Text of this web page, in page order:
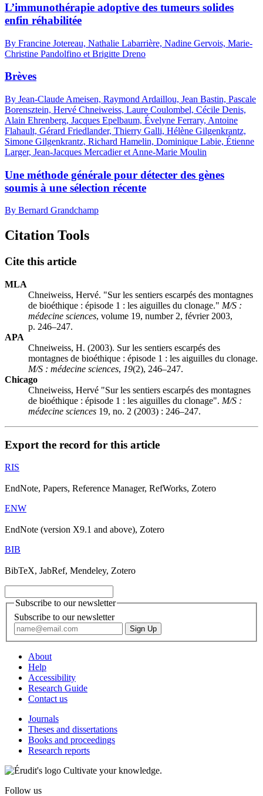
L’immunothérapie adoptive des tumeurs solides
enfin réhabilitée
By Francine Jotereau, Nathalie Labarrière, Nadine Gervois, Marie-
Christine Pandolfino et Brigitte Dreno
Brèves
By Jean-Claude Ameisen, Raymond Ardaillou, Jean Bastin, Pascale
Borensztein, Hervé Chneiweiss, Laure Coulombel, Cécile Denis,
Alain Ehrenberg, Jacques Epelbaum, Évelyne Ferrary, Antoine
Flahault, Gérard Friedlander, Thierry Galli, Hélène Gilgenkrantz,
Simone Gilgenkrantz, Richard Hamelin, Dominique Labie, Étienne
Larger, Jean-Jacques Mercadier et Anne-Marie Moulin
Une méthode générale pour détecter des gènes
soumis à une sélection récente
By Bernard Grandchamp
Citation Tools
Cite this article
MLA
Chneiweiss, Hervé. "Sur les sentiers escarpés des montagnes
de bioéthique : épisode 1 : les aiguilles du clonage." M/S :
médecine sciences, volume 19, number 2, février 2003,
p. 246–247.
APA
Chneiweiss, H. (2003). Sur les sentiers escarpés des
montagnes de bioéthique : épisode 1 : les aiguilles du clonage.
M/S : médecine sciences, 19(2), 246–247.
Chicago
Chneiweiss, Hervé "Sur les sentiers escarpés des montagnes
de bioéthique : épisode 1 : les aiguilles du clonage". M/S :
médecine sciences 19, no. 2 (2003) : 246–247.
Export the record for this article
RIS
EndNote, Papers, Reference Manager, RefWorks, Zotero
ENW
EndNote (version X9.1 and above), Zotero
BIB
BibTeX, JabRef, Mendeley, Zotero
Subscribe to our newsletter
Subscribe to our newsletter
About
Help
Accessibility
Research Guide
Contact us
Journals
Theses and dissertations
Books and proceedings
Research reports
Cultivate your knowledge.
Follow us